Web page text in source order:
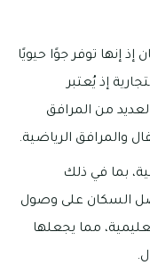
إذ إنها توفر جوًا حيويًا
إذ يُعتبر
من المرافق
والمرافق الرياضية.
بما في ذلك
السكان على وصول
مما يجعلها